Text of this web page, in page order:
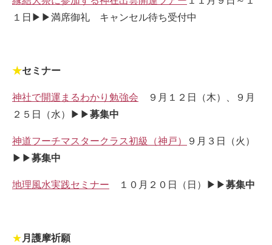
１日▶▶満席御礼 キャンセル待ち受付中
★セミナー
神社で開運まるわかり勉強会 ９月１２日（木）、９月
２５日（水）▶▶募集中
神道フーチマスタークラス初級（神戸）
９月３日（火）
▶▶募集中
地理風水実践セミナー １０月２０日（日）▶▶募集中
★ 月護摩祈願